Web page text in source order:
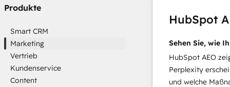
Produkte
Smart CRM
Marketing
Vertrieb
Kundenservice
Content
HubSpot
Sehen Sie, wie
HubSpot AEO
Perplexity
und welche